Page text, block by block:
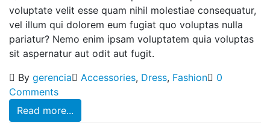
voluptate velit esse quam nihil molestiae consequatur,
vel illum qui dolorem eum fugiat quo voluptas nulla
pariatur? Nemo enim ipsam voluptatem quia voluptas
sit aspernatur aut odit aut fugit.
By gerencia Accessories, Dress, Fashion
0
Comments
Read more...